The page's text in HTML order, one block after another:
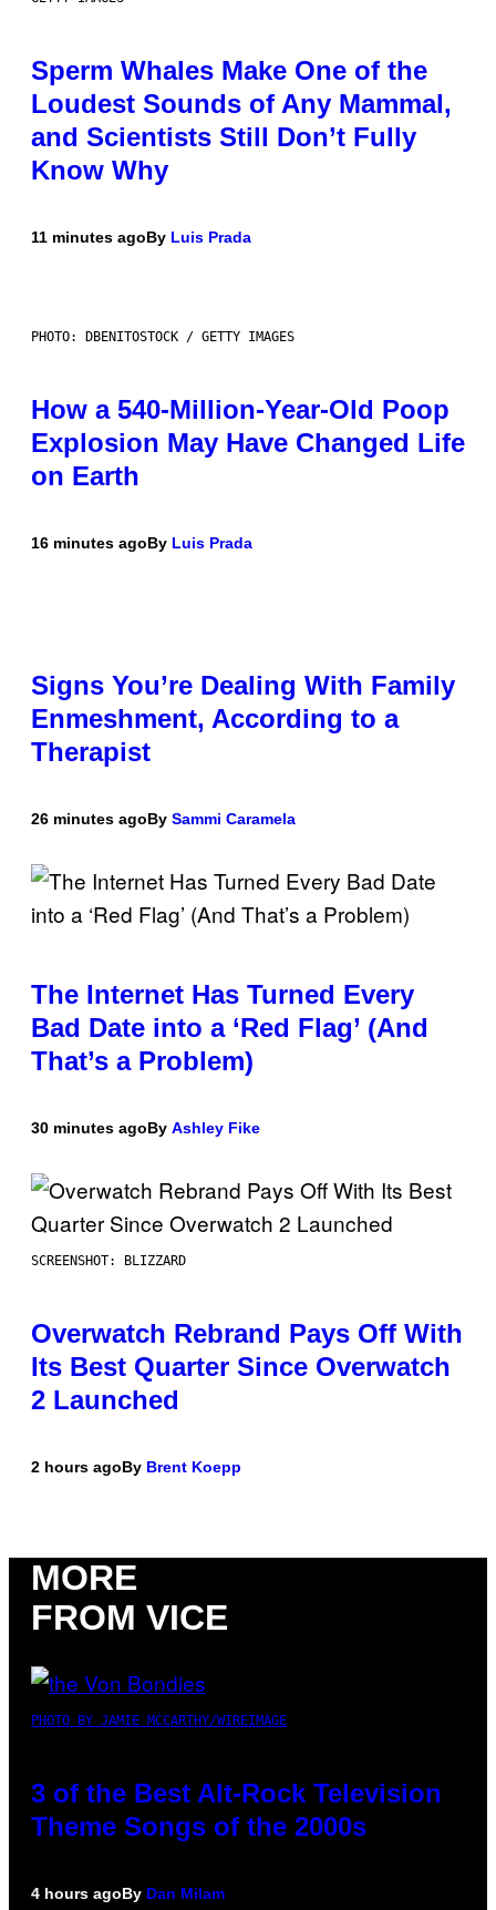
Sperm Whales Make One of the
Loudest Sounds of Any Mammal,
and Scientists Still Don’t Fully
Know Why
11 minutes agoBy Luis Prada
PHOTO: DBENITOSTOCK / GETTY IMAGES
How a 540-Million-Year-Old Poop
Explosion May Have Changed Life
on Earth
16 minutes agoBy Luis Prada
Signs You’re Dealing With Family
Enmeshment, According to a
Therapist
26 minutes agoBy Sammi Caramela
The Internet Has Turned Every
Bad Date into a ‘Red Flag’ (And
That’s a Problem)
30 minutes agoBy Ashley Fike
SCREENSHOT: BLIZZARD
Overwatch Rebrand Pays Off With
Its Best Quarter Since Overwatch
2 Launched
2 hours agoBy Brent Koepp
MORE
FROM VICE
PHOTO BY JAMIE MCCARTHY/WIREIMAGE
3 of the Best Alt-Rock Television
Theme Songs of the 2000s
4 hours agoBy Dan Milam